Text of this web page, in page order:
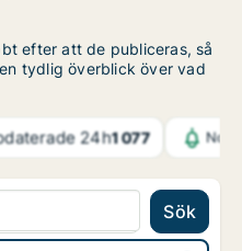
efter att de publiceras, så
tydlig överblick över vad
24h1 077
Sök